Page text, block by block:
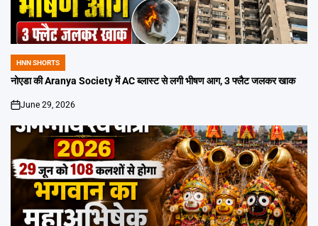
POSTED
IN
HNN SHORTS
नोएडा की Aranya Society में AC ब्लास्ट से लगी भीषण आग, 3 फ्लैट जलकर खाक
on
June 29, 2026